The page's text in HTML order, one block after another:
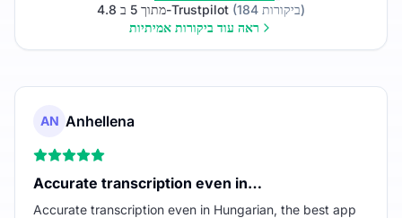
4.8 מתוך 5 ב-Trustpilot
(184 ביקורות)
ראה עוד ביקורות אמיתיות
AN Anhellena
Accurate transcription even in…
Accurate transcription even in Hungarian, the best app